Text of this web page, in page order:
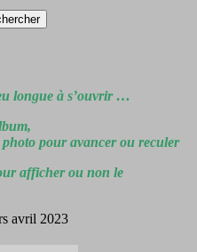
longue à s’ouvrir …
pour avancer ou reculer
afficher ou non le
avril 2023